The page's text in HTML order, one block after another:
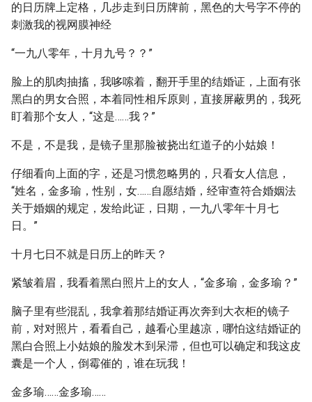
的日历牌上定格，几步走到日历牌前，黑色的大号字不停的
刺激我的视网膜神经
“一九八零年，十月九号？？”
脸上的肌肉抽搐，我哆嗦着，翻开手里的结婚证，上面有张
黑白的男女合照，本着同性相斥原则，直接屏蔽男的，我死
盯着那个女人，“这是……我？”
不是，不是我，是镜子里那脸被挠出红道子的小姑娘！
仔细看向上面的字，还是习惯忽略男的，只看女人信息，
“姓名，金多瑜，性别，女……自愿结婚，经审查符合婚姻法
关于婚姻的规定，发给此证，日期，一九八零年十月七
日。”
十月七日不就是日历上的昨天？
紧皱着眉，我看着黑白照片上的女人，“金多瑜，金多瑜？”
脑子里有些混乱，我拿着那结婚证再次奔到大衣柜的镜子
前，对对照片，看看自己，越看心里越凉，哪怕这结婚证的
黑白合照上小姑娘的脸发木到呆滞，但也可以确定和我这皮
囊是一个人，倒霉催的，谁在玩我！
金多瑜……金多瑜……